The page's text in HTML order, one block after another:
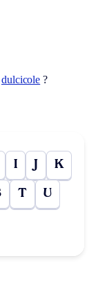
dulcicole ?
I J K
T U